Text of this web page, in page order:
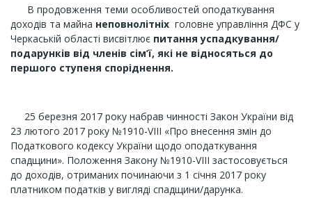
В продовження теми особливостей оподаткування
доходів та майна неповнолітніх головне управління ДФС у
Черкаській області висвітлює питання успадкування/
подарунків від членів сім’ї, які не відносяться до
першого ступеня споріднення.
25 березня 2017 року набрав чинності Закон України від
23 лютого 2017 року №1910-VIII «Про внесення змін до
Податкового кодексу України щодо оподаткування
спадщини». Положення Закону №1910-VIII застосовується
до доходів, отриманих починаючи з 1 січня 2017 року
платником податків у вигляді спадщини/дарунка.